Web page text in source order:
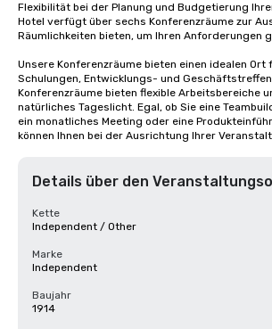
Flexibilität bei der Planung und Budgetierung
Hotel verfügt über sechs Konferenzräume zur
Räumlichkeiten bieten, um Ihren Anforderungen
Unsere Konferenzräume bieten einen idealen Ort
Schulungen, Entwicklungs- und
Konferenzräume bieten flexible Arbeitsbereiche
natürliches Tageslicht. Egal, ob Sie eine
ein monatliches Meeting oder eine
können Ihnen bei der Ausrichtung Ihrer
Details über den
Kette
Independent / Other
Marke
Independent
Baujahr
1914